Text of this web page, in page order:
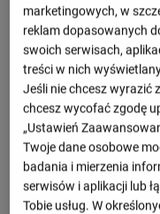
Azerbejdżan
Azerbejdżan
Azerbejdżan
Azerbejdżan
marketingowych, w
reklam dopasowanych
swoich serwisach,
treści w nich
Jeśli nie chcesz wyrazić
chcesz wycofać zgodę
„Ustawień
Twoje dane osobowe
badania i mierzenia
serwisów i aplikacji lub
Tobie usług. W